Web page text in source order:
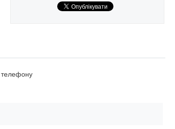
телефону